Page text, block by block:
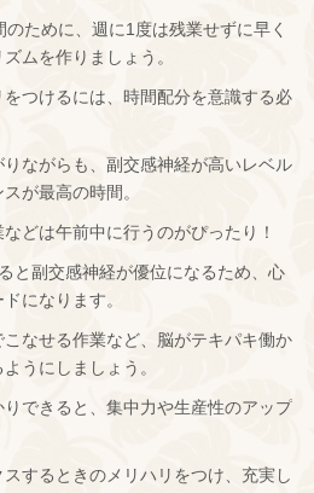
ために、週に1度は残業せずに早く
ムを作りましょう。
つけるには、時間配分を意識する必
ながらも、副交感神経が高いレベル
が最高の時間。
どは午前中に行うのがぴったり！
と副交感神経が優位になるため、心
になります。
なせる作業など、脳がテキパキ働か
うにしましょう。
できると、集中力や生産性のアップ
するときのメリハリをつけ、充実し